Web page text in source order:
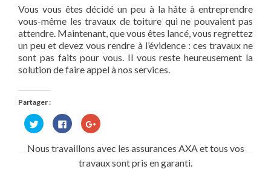
Vous vous êtes décidé un peu à la hâte à entreprendre
vous-même les travaux de toiture qui ne pouvaient pas
attendre. Maintenant, que vous êtes lancé, vous regrettez
un peu et devez vous rendre à l’évidence : ces travaux ne
sont pas faits pour vous. Il vous reste heureusement la
solution de faire appel à nos services.
Partager :
Cliquez
pour
partager
Twitter(ouvre
Cliquez
pour
partager
sur
Facebook(ouvre
dans
une
Cliquez
pour
Google+
dans
Nous travaillons avec les assurances AXA et tous vos
travaux sont pris en garanti.